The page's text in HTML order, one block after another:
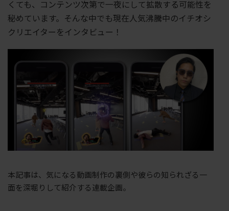
くても、コンテンツ次第で一夜にして拡散する可能性を
秘めています。そんな中でも現在人気沸騰中のイチオシ
クリエイターをインタビュー！
本記事は、気になる動画制作の裏側や彼らの知られざる一
面を深堀りして紹介する連載企画。